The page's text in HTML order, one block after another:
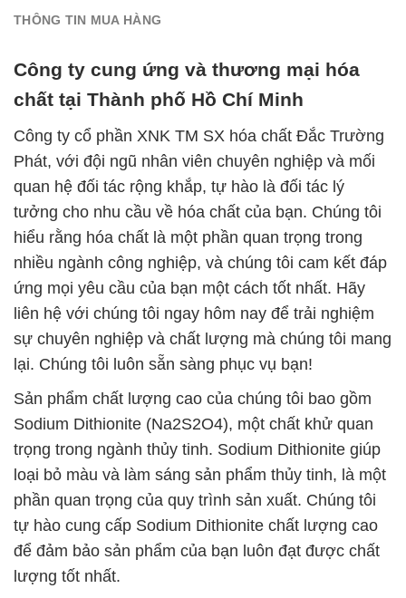
THÔNG TIN MUA HÀNG
Công ty cung ứng và thương mại hóa
chất tại Thành phố Hồ Chí Minh
Công ty cổ phần XNK TM SX hóa chất Đắc Trường
Phát, với đội ngũ nhân viên chuyên nghiệp và mối
quan hệ đối tác rộng khắp, tự hào là đối tác lý
tưởng cho nhu cầu về hóa chất của bạn. Chúng tôi
hiểu rằng hóa chất là một phần quan trọng trong
nhiều ngành công nghiệp, và chúng tôi cam kết đáp
ứng mọi yêu cầu của bạn một cách tốt nhất. Hãy
liên hệ với chúng tôi ngay hôm nay để trải nghiệm
sự chuyên nghiệp và chất lượng mà chúng tôi mang
lại. Chúng tôi luôn sẵn sàng phục vụ bạn!
Sản phẩm chất lượng cao của chúng tôi bao gồm
Sodium Dithionite (Na2S2O4), một chất khử quan
trọng trong ngành thủy tinh. Sodium Dithionite giúp
loại bỏ màu và làm sáng sản phẩm thủy tinh, là một
phần quan trọng của quy trình sản xuất. Chúng tôi
tự hào cung cấp Sodium Dithionite chất lượng cao
để đảm bảo sản phẩm của bạn luôn đạt được chất
lượng tốt nhất.